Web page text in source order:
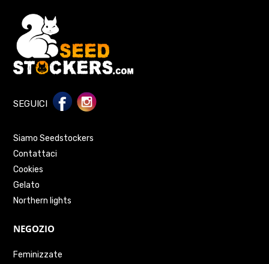
SEGUICI
Siamo Seedstockers
Contattaci
Cookies
Gelato
Northern lights
NEGOZIO
Feminizzate